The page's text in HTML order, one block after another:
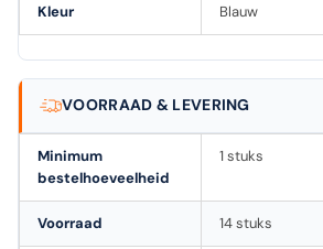
Kleur Blauw
VOORRAAD & LEVERING
Minimum
bestelhoeveelheid
1 stuks
Voorraad 14 stuks